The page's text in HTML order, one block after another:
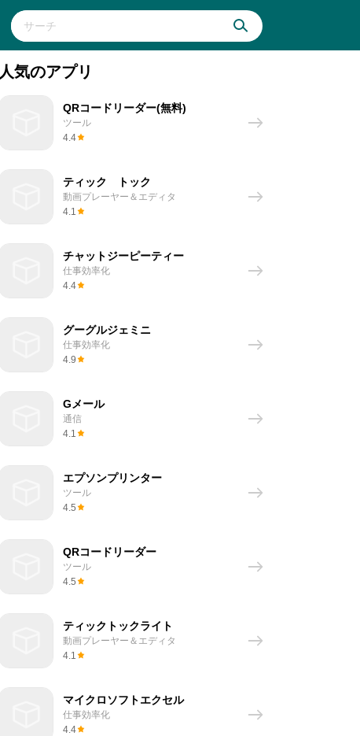
人気のアプリ
QRコードリーダー(無料)
ツール
4.4
ティック トック
動画プレーヤー＆エディタ
4.1
チャットジーピーティー
仕事効率化
4.4
グーグルジェミニ
仕事効率化
4.9
Gメール
通信
4.1
エプソンプリンター
ツール
4.5
QRコードリーダー
ツール
4.5
ティックトックライト
動画プレーヤー＆エディタ
4.1
マイクロソフトエクセル
仕事効率化
4.4